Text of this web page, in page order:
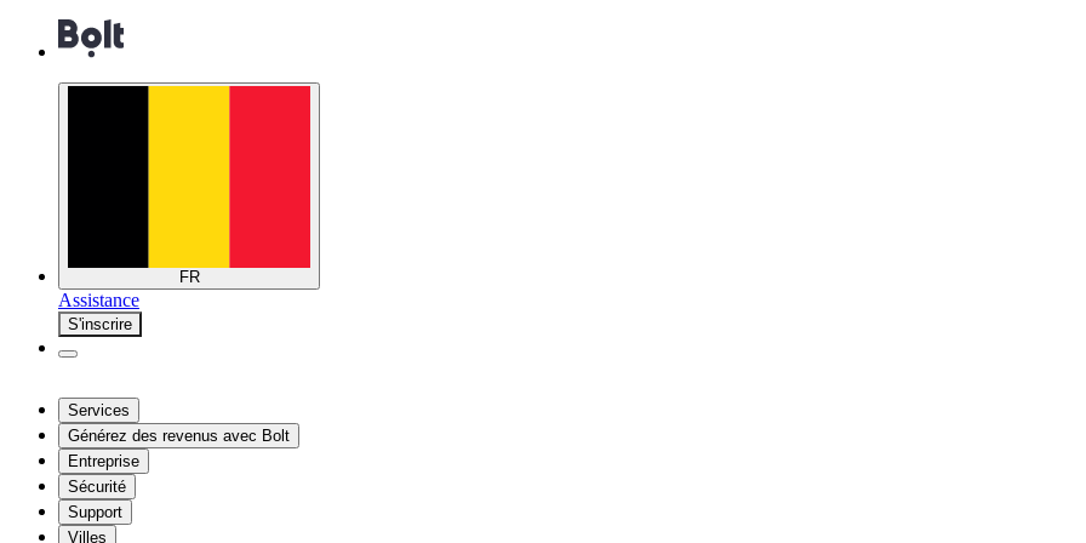
FR
Assistance
S'inscrire
Services
Générez des revenus avec Bolt
Entreprise
Sécurité
Support
Villes